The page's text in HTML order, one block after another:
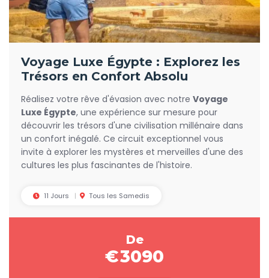
Voyage Luxe Égypte : Explorez les
Trésors en Confort Absolu
Réalisez votre rêve d'évasion avec notre Voyage
Luxe Égypte, une expérience sur mesure pour
découvrir les trésors d'une civilisation millénaire dans
un confort inégalé. Ce circuit exceptionnel vous
invite à explorer les mystères et merveilles d'une des
cultures les plus fascinantes de l'histoire.
11 Jours Tous les Samedis
De
€3090